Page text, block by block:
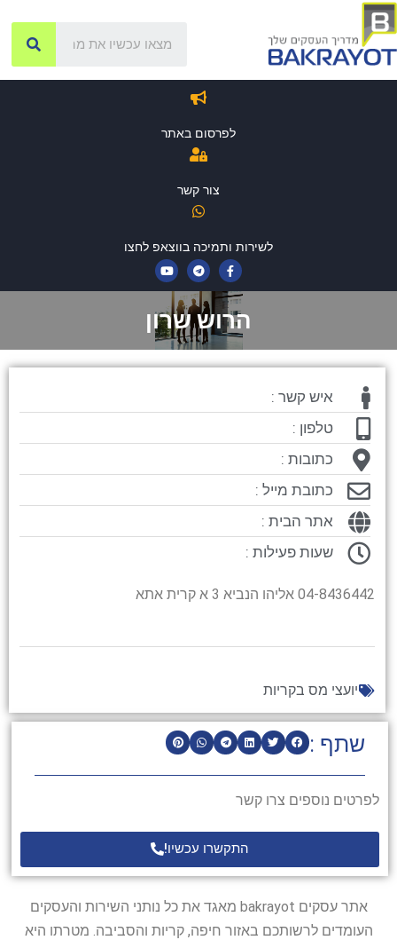
לפרסום באתר
צור קשר
לשירות ותמיכה בווצאפ לחצו
הרוש שרון
שתף :
לפרטים נוספים צרו קשר
התקשרו עכשיו!
איש קשר :
טלפון :
כתובות :
כתובת מייל :
אתר הבית :
שעות פעילות :
04-8436442 אליהו הנביא 3 א קרית אתא
יועצי מס בקריות
אתר עסקים bakrayot מאגד את כל נותני השירות והעסקים
העומדים לרשותכם באזור חיפה, קריות והסביבה. מטרתו היא